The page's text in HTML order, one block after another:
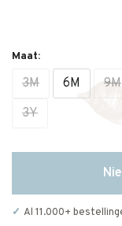
Maat:
3M 6M 9M
3Y
Al 11.000+